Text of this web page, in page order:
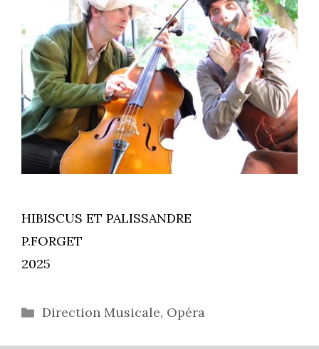
HIBISCUS ET PALISSANDRE
P.FORGET
2025
Catégories
Direction Musicale, Opéra